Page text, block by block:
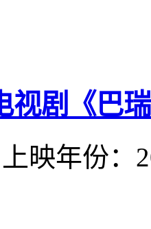
视剧《巴
上映年份：